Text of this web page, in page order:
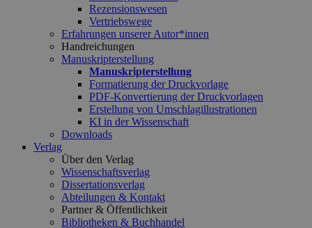
Rezensionswesen
Vertriebswege
Erfahrungen unserer Autor*innen
Handreichungen
Manuskripterstellung
Manuskripterstellung
Formatierung der Druckvorlage
PDF-Konvertierung der Druckvorlagen
Erstellung von Umschlagillustrationen
KI in der Wissenschaft
Downloads
Verlag
Über den Verlag
Wissenschaftsverlag
Dissertationsverlag
Abteilungen & Kontakt
Partner & Öffentlichkeit
Bibliotheken & Buchhandel